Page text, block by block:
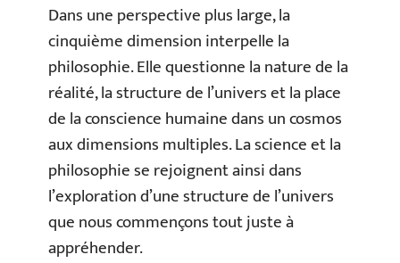
Dans une perspective plus large, la
cinquième dimension interpelle la
philosophie. Elle questionne la nature de la
réalité, la structure de l’univers et la place
de la conscience humaine dans un cosmos
aux dimensions multiples. La science et la
philosophie se rejoignent ainsi dans
l’exploration d’une structure de l’univers
que nous commençons tout juste à
appréhender.